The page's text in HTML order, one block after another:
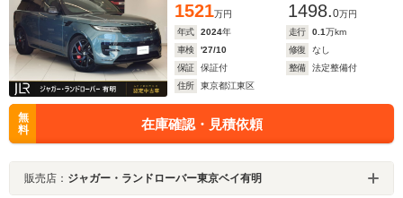
1521万円 1498.0万円
年式
2024年 走行 0.1万km
車検
'27/10 修復
なし
保証
保証付 整備
法定整備付
住所
東京都江東区
無
料
在庫確認・見積依頼
販売店： ジャガー・ランドローバー東京ベイ有明